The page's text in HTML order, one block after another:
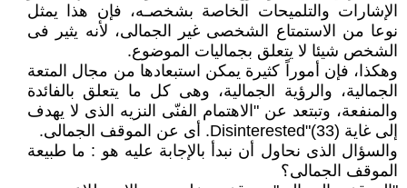
الإشارات والتلميحات الخاصة بشخصـه، فإن هذا يمثل
نوعا من الاستمتاع الشخصى غير الجمالى، لأنه يثير فى
الشخص شيئا لا يتعلق بجماليات الموضوع.
وهكذا، فإن أموراً كثيرة يمكن استبعادها من مجال المتعة
الجمالية، والرؤية الجمالية، وهى كل ما يتعلق بالفائدة
والمنفعة، وتبتعد عن "الاهتمام الفنّى النزيه الذى لا يهدف
إلى غاية Disinterested"(33). أى عن الموقف الجمالى.
والسؤال الذى نحاول أن نبدأ بالإجابة عليه هو : ما طبيعة
الموقف الجمالى؟